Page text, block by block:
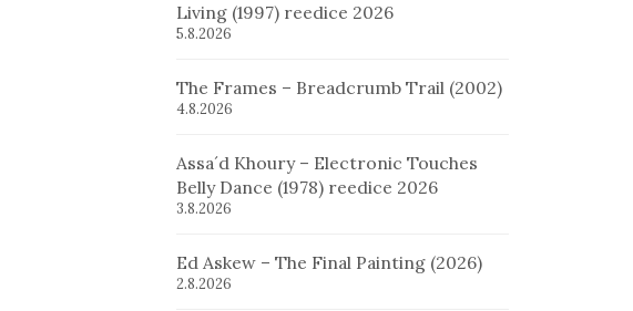
Living (1997) reedice 2026
5.8.2026
The Frames – Breadcrumb Trail (2002)
4.8.2026
Assa´d Khoury – Electronic Touches
Belly Dance (1978) reedice 2026
3.8.2026
Ed Askew – The Final Painting (2026)
2.8.2026